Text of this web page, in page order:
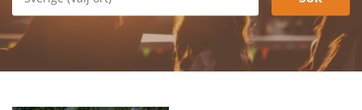
Spa & Relax
Underhållning & Spel